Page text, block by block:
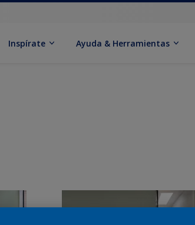
Inspírate Ayuda & Herramientas